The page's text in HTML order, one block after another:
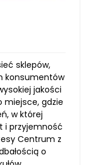
sklepów,
konsumentów
jakości
miejsce, gdzie
w której
i przyjemność
Centrum z
o